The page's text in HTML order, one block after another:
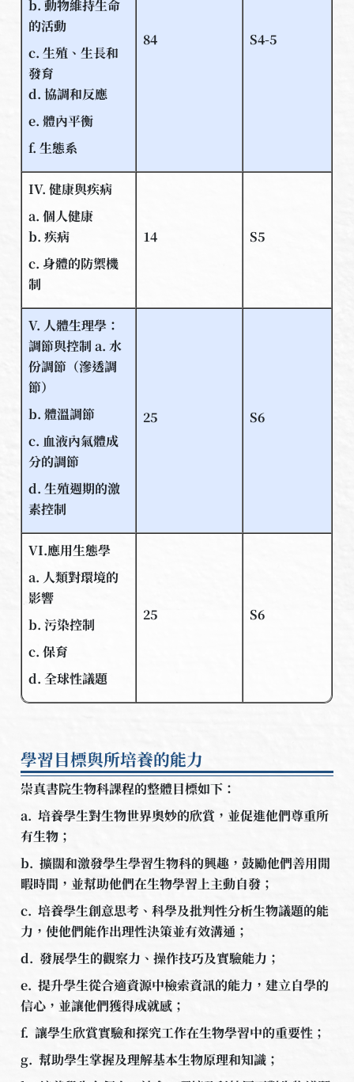
b. 動物維持生命
的活動
c. 生殖、生長和
發育
d. 協調和反應
e. 體內平衡
f. 生態系
84 S4-5
IV. 健康與疾病
a. 個人健康
b. 疾病
c. 身體的防禦機
制
14 S5
V. 人體生理學：
調節與控制 a. 水
份調節（滲透調
節）
b. 體溫調節
c. 血液內氣體成
分的調節
d. 生殖週期的激
素控制
25 S6
VI.應用生態學
a. 人類對環境的
影響
b. 污染控制
c. 保育
d. 全球性議題
25 S6
學習目標與所培養的能力
崇真書院生物科課程的整體目標如下：
a. 培養學生對生物世界奧妙的欣賞，並促進他們尊重所
有生物；
b. 擴闊和激發學生學習生物科的興趣，鼓勵他們善用閒
暇時間，並幫助他們在生物學習上主動自發；
c. 培養學生創意思考、科學及批判性分析生物議題的能
力，使他們能作出理性決策並有效溝通；
d. 發展學生的觀察力、操作技巧及實驗能力；
e. 提升學生從合適資源中檢索資訊的能力，建立自學的
信心，並讓他們獲得成就感；
f. 讓學生欣賞實驗和探究工作在生物學習中的重要性；
g. 幫助學生掌握及理解基本生物原理和知識；